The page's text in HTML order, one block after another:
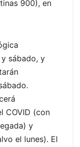
900), en
sábado, y
COVID (con
y
el lunes). El